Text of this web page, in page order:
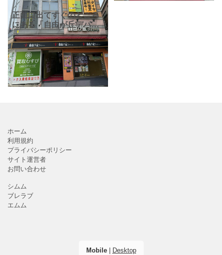
正面口出てすぐのところ
にある「自由が丘デパー
ト」。地上4階から地下1
階にかけてファッショ
ン・ビューティー・グル
メ・カルチャーなど様々
なジャンルのお店が入っ
ていま
ホーム
利用規約
プライバシーポリシー
サイト運営者
お問い合わせ
シムム
ブレラブ
エムム
Mobile| Desktop